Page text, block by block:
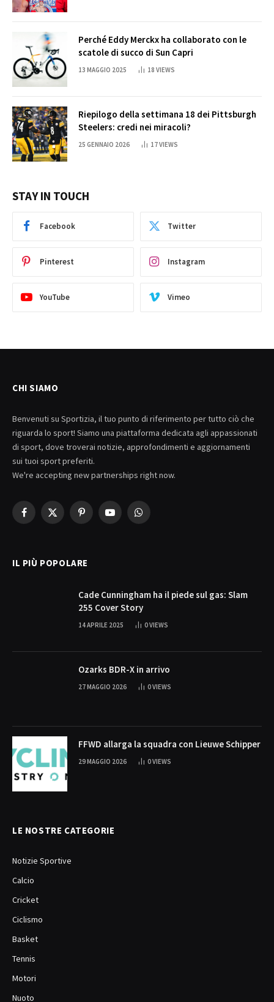
Perché Eddy Merckx ha collaborato con le
scatole di succo di Sun Capri
13 MAGGIO 2025 18 VIEWS
Riepilogo della settimana 18 dei Pittsburgh
Steelers: credi nei miracoli?
25 GENNAIO 2026 17VIEWS
STAY IN TOUCH
Facebook Twitter
Pinterest Instagram
YouTube Vimeo
CHI SIAMO
Benvenuti su Sportizia, il tuo punto di riferimento per tutto ciò che
riguarda lo sport! Siamo una piattaforma dedicata agli appassionati
di sport, dove troverai notizie, approfondimenti e aggiornamenti
sui tuoi sport preferiti.
We're accepting new partnerships right now.
Facebook
X
PinterestYouTubeWhatsApp
IL PIÙ POPOLARE
Cade Cunningham ha il piede sul gas: Slam
255 Cover Story
14 APRILE 2025 0VIEWS
Ozarks BDR-X in arrivo
27 MAGGIO 2026 0VIEWS
FFWD allarga la squadra con Lieuwe Schipper
29 MAGGIO 2026 0VIEWS
LE NOSTRE CATEGORIE
Notizie Sportive
Calcio
Cricket
Ciclismo
Basket
Tennis
Motori
Nuoto